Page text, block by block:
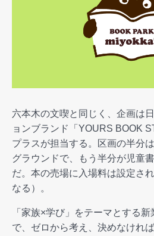
六本木の文喫と同じく、企画は
ョンブランド「YOURS BOOK
プラスが担当する。区画の半分
グラウンドで、もう半分が児童
だ。本の売場に入場料は設定さ
なる）。
「家族×学び」をテーマとする
で、ゼロから考え、決めなけれ